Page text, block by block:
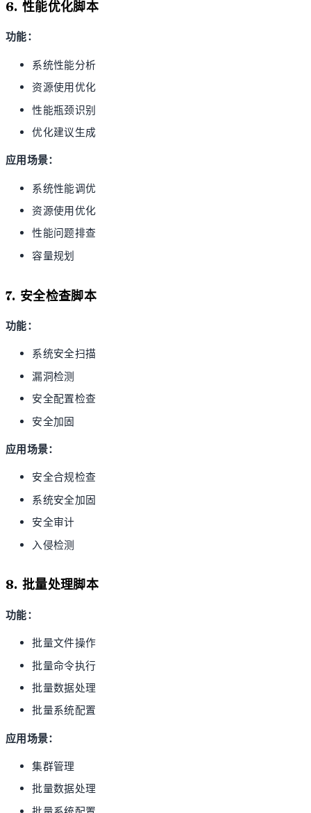
6. 性能优化脚本
功能：
系统性能分析
资源使用优化
性能瓶颈识别
优化建议生成
应用场景：
系统性能调优
资源使用优化
性能问题排查
容量规划
7. 安全检查脚本
功能：
系统安全扫描
漏洞检测
安全配置检查
安全加固
应用场景：
安全合规检查
系统安全加固
安全审计
入侵检测
8. 批量处理脚本
功能：
批量文件操作
批量命令执行
批量数据处理
批量系统配置
应用场景：
集群管理
批量数据处理